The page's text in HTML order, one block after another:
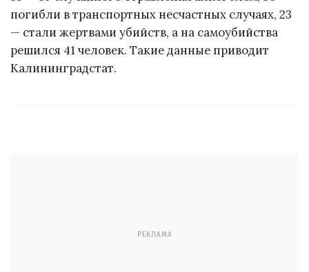
погибли в транспортных несчастных случаях, 23
— стали жертвами убийств, а на самоубийства
решился 41 человек. Такие данные приводит
Калининградстат.
РЕКЛАМА